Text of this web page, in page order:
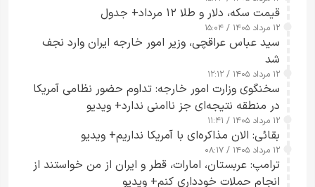
قیمت سکه، دلار و طلا ۱۲ مرداد+ جدول
۱۲ مرداد ۱۴۰۵ / ۱۵:۰۴
سید عباس عراقچی، وزیر امور خارجه ایران وارد نجف
شد
۱۲ مرداد ۱۴۰۵ / ۱۲:۱۲
سخنگوی وزارت امور خارجه: تداوم حضور نظامی آمریکا
در منطقه نتیجه‌ای جز ناامنی ندارد+ ویدیو
۱۲ مرداد ۱۴۰۵ / ۱۱:۴۱
بقائی: الان مذاکره‌ای با آمریکا نداریم+ ویدیو
۱۲ مرداد ۱۴۰۵ / ۰۸:۱۷
ترامپ: عربستان، امارات، قطر و ایران از من خواستند از
انجام حملات خودداری کنم+ ویدیو